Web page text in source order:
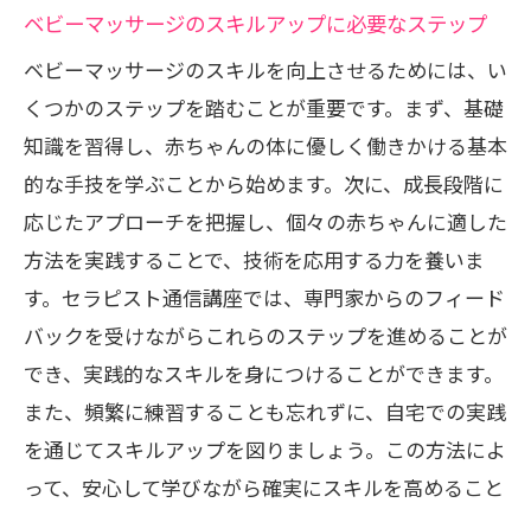
ベビーマッサージのスキルアップに必要なステップ
ベビーマッサージのスキルを向上させるためには、い
くつかのステップを踏むことが重要です。まず、基礎
知識を習得し、赤ちゃんの体に優しく働きかける基本
的な手技を学ぶことから始めます。次に、成長段階に
応じたアプローチを把握し、個々の赤ちゃんに適した
方法を実践することで、技術を応用する力を養いま
す。セラピスト通信講座では、専門家からのフィード
バックを受けながらこれらのステップを進めることが
でき、実践的なスキルを身につけることができます。
また、頻繁に練習することも忘れずに、自宅での実践
を通じてスキルアップを図りましょう。この方法によ
って、安心して学びながら確実にスキルを高めること